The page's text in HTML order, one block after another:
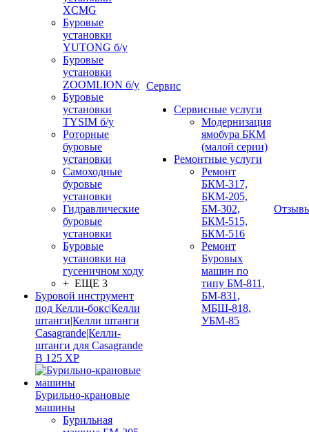
XCMG
Буровые
установки
YUTONG б/у
Буровые
установки
ZOOMLION б/у
Буровые
установки
TYSIM б/у
Роторные
буровые
установки
Самоходные
буровые
установки
Гидравлические
буровые
установки
Буровые
установки на
гусеничном ходу
+ ЕЩЕ 3
Буровой инструмент
под Келли-бокс|Келли
штанги|Келли штанги
Casagrande|Келли-
штанги для Casagrande
B 125 XP
Бурильно-крановые
машины
Бурильная
Сервис
Сервисные услуги
Модернизация
ямобура БКМ
(малой серии)
Ремонтные услуги
Ремонт
БКМ-317,
БКМ-205,
БМ-302,
БКМ-515,
БКМ-516
Ремонт
Буровых
машин по
типу БМ-811,
БМ-831,
МБШ-818,
УБМ-85